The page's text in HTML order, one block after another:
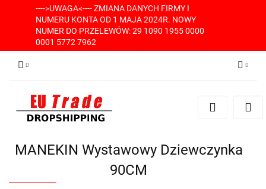
---->UWAGA<---- ZMIANA DANYCH FIRMY I
NUMERU KONTA OD 1 MAJA 2024R. NOWY
NUMER DO PRZELEWÓW: 29 1090 1955 0000
0001 5772 7962
Zarejestruj się
MANEKIN Wystawowy Dziewczynka
90CM